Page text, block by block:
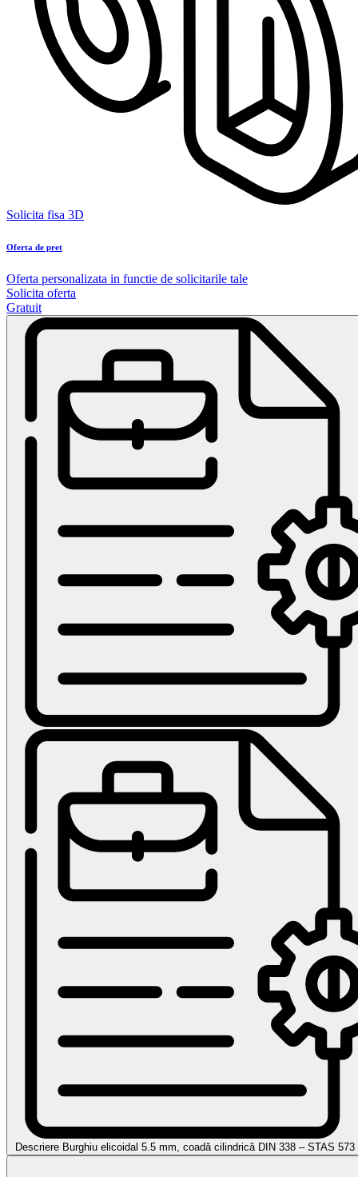
Solicita fisa 3D
Oferta de pret
Oferta personalizata in functie de solicitarile tale
Solicita oferta
Gratuit
Descriere Burghiu elicoidal 5.5 mm, coadă cilindrică DIN 338 – STAS